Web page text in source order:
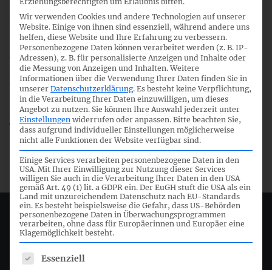
Die Änderungen stellen klar, wie Unternehmen latente
Steuern auf Leasingverhältnisse und Stilllegungs- und
Rückbauverpflichtungen bilanzieren sollen. Nach den
vorgeschlagenen Änderungen soll eine Ansatzbefreiung
nicht für derartige Transaktionen gelten, bei denen
Unternehmen sowohl einen Vermögenswert als auch eine
Schuld bilanzieren. Die vorgeschlagenen Änderungen
stellen vielmehr klar, dass latente Steuern auf solche
Transaktionen anzusetzen sind.
Der Entwurf ist bis zum 14. November 2019 zur
Stellungnahme offen.
Deutsches Rechnungslegungs Standards Committee e.V.
10719 Berlin
Wir verwenden Cookies und andere Technologien auf unserer
Website. Einige von ihnen sind essenziell, während andere uns
helfen, diese Website und Ihre Erfahrung zu verbessern.
Personenbezogene Daten können verarbeitet werden (z. B. IP-
Adressen), z. B. für personalisierte Anzeigen und Inhalte oder
die Messung von Anzeigen und Inhalten. Weitere
Informationen über die Verwendung Ihrer Daten finden Sie in
unserer Datenschutzerklärung. Es besteht keine Verpflichtung,
in die Verarbeitung Ihrer Daten einzuwilligen, um dieses
Angebot zu nutzen. Sie können Ihre Auswahl jederzeit unter
Einstellungen widerrufen oder anpassen. Bitte beachten Sie,
dass aufgrund individueller Einstellungen möglicherweise
nicht alle Funktionen der Website verfügbar sind.
Einige Services verarbeiten personenbezogene Daten in den
USA. Mit Ihrer Einwilligung zur Nutzung dieser Services
willigen Sie auch in die Verarbeitung Ihrer Daten in den USA
gemäß Art. 49 (1) lit. a GDPR ein. Der EuGH stuft die USA als ein
Land mit unzureichendem Datenschutz nach EU-Standards
ein. Es besteht beispielsweise die Gefahr, dass US-Behörden
personenbezogene Daten in Überwachungsprogrammen
verarbeiten, ohne dass für Europäerinnen und Europäer eine
Klagemöglichkeit besteht.
Es folgt eine Liste der Service-Gruppen, für die eine
Essenziell